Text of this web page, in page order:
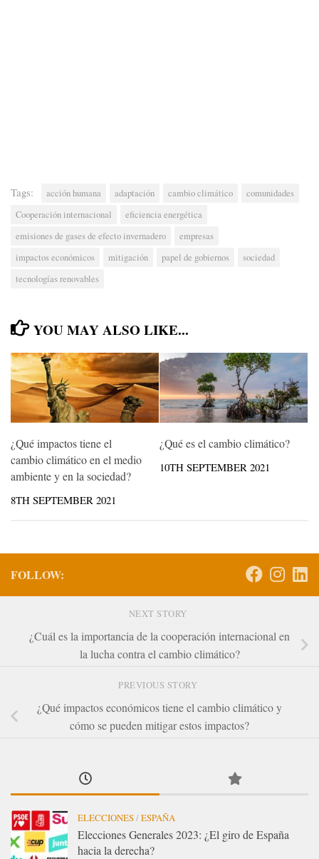
Tags: acción humana adaptación cambio climático
comunidades
Cooperación internacional
eficiencia energética
emisiones de gases de efecto invernadero
empresas
impactos económicos
mitigación papel de gobiernos
sociedad
tecnologías renovables
YOU MAY ALSO LIKE...
¿Qué impactos tiene el
cambio climático en el medio
ambiente y en la sociedad?
8TH SEPTEMBER 2021
¿Qué es el cambio climático?
10TH SEPTEMBER 2021
FOLLOW:
NEXT STORY
¿Cuál es la importancia de la cooperación internacional en
la lucha contra el cambio climático?
PREVIOUS STORY
¿Qué impactos económicos tiene el cambio climático y
cómo se pueden mitigar estos impactos?
ELECCIONES/ESPAÑA
Elecciones Generales 2023: ¿El giro de España
hacia la derecha?